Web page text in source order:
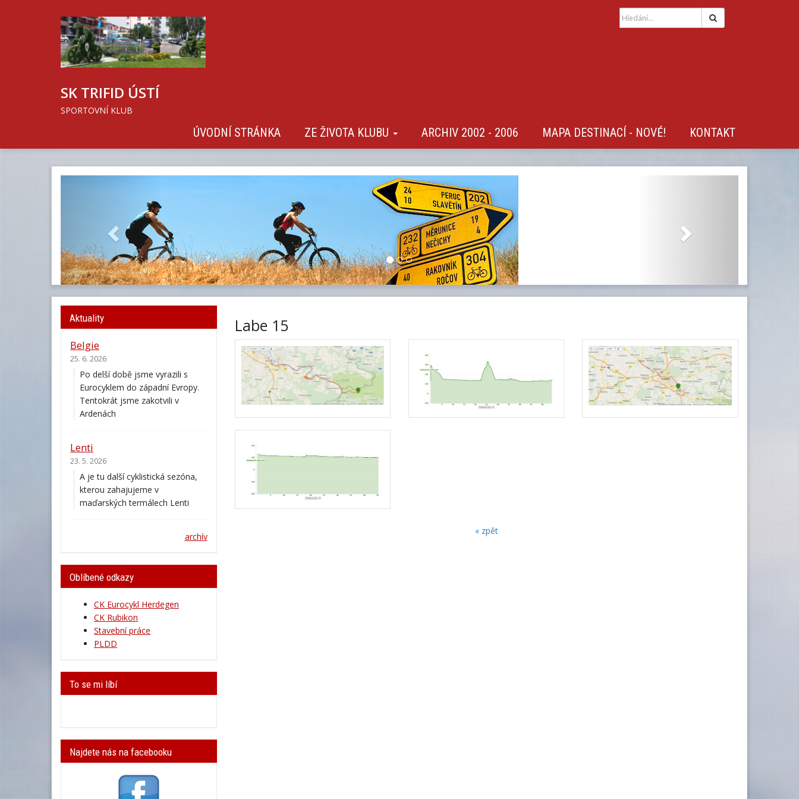
SK TRIFID ÚSTÍ
SPORTOVNÍ KLUB
ÚVODNÍ STRÁNKA ZE ŽIVOTA KLUBU ARCHIV 2002 - 2006 MAPA DESTINACÍ - NOVÉ! KONTAKT
Labe 15
« zpět
Aktuality
Belgie
25. 6. 2026
Po delší době jsme vyrazili s
Eurocyklem do západní Evropy.
Tentokrát jsme zakotvili v
Ardenách
Lenti
23. 5. 2026
A je tu další cyklistická sezóna,
kterou zahajujeme v
maďarských termálech Lenti
archív
Oblíbené odkazy
CK Eurocykl Herdegen
CK Rubikon
Stavební práce
PLDD
To se mi líbí
Najdete nás na facebooku